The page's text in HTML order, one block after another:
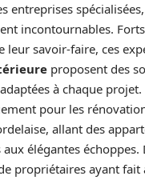
entreprises
incontournables.
leur savoir-faire, ces
proposent des
à chaque
pour les
allant des
élégantes échoppes.
propriétaires ayant fait